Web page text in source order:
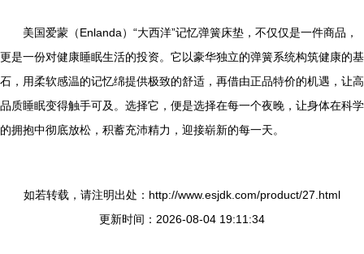
美国爱蒙（Enlanda）“大西洋”记忆弹簧床垫，不仅仅是一件商品，
更是一份对健康睡眠生活的投资。它以豪华独立的弹簧系统构筑健康的基
石，用柔软感温的记忆绵提供极致的舒适，再借由正品特价的机遇，让高
品质睡眠变得触手可及。选择它，便是选择在每一个夜晚，让身体在科学
的拥抱中彻底放松，积蓄充沛精力，迎接崭新的每一天。
如若转载，请注明出处：http://www.esjdk.com/product/27.html
更新时间：2026-08-04 19:11:34